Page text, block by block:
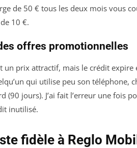
de 50 € tous les deux mois vous
10 €.
offres promotionnelles
un prix attractif, mais le crédit expire
qui utilise peu son téléphone,
(90 jours). J’ai fait l’erreur une fois
inutilisé.
fidèle à Reglo